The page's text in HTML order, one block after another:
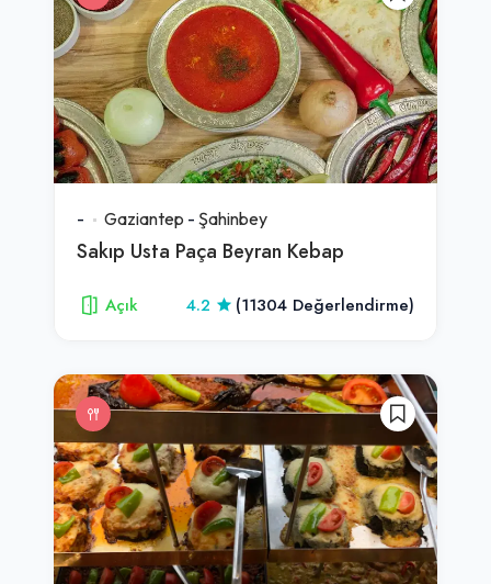
- Gaziantep - Şahinbey
Sakıp Usta Paça Beyran Kebap
Açık 4.2 (11304 Değerlendirme)